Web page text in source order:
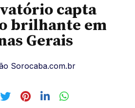
capta
brilhante em
Gerais
Sorocaba.com.br